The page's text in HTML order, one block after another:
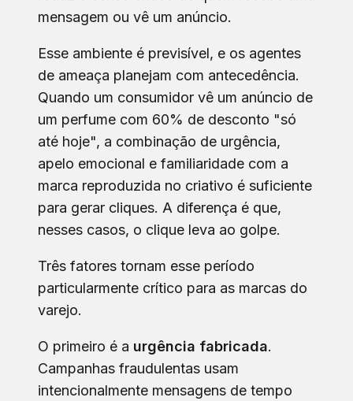
mensagem ou vê um anúncio.
Esse ambiente é previsível, e os agentes
de ameaça planejam com antecedência.
Quando um consumidor vê um anúncio de
um perfume com 60% de desconto "só
até hoje", a combinação de urgência,
apelo emocional e familiaridade com a
marca reproduzida no criativo é suficiente
para gerar cliques. A diferença é que,
nesses casos, o clique leva ao golpe.
Três fatores tornam esse período
particularmente crítico para as marcas do
varejo.
O primeiro é a urgência fabricada.
Campanhas fraudulentas usam
intencionalmente mensagens de tempo